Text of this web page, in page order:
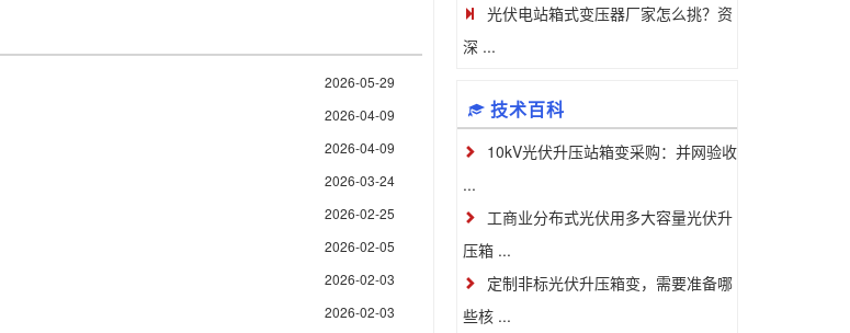
2026-05-29
2026-04-09
2026-04-09
2026-03-24
2026-02-25
2026-02-05
2026-02-03
2026-02-03
光伏电站箱式变压器厂家怎么挑？资
深 ...
技术百科
10kV光伏升压站箱变采购：并网验收
...
工商业分布式光伏用多大容量光伏升
压箱 ...
定制非标光伏升压箱变，需要准备哪
些核 ...